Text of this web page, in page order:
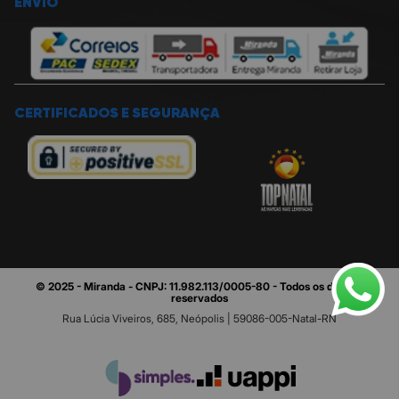
ENVIO
CERTIFICADOS E SEGURANÇA
© 2025 - Miranda - CNPJ: 11.982.113/0005-80 - Todos os direitos
reservados
Rua Lúcia Viveiros, 685, Neópolis | 59086-005-Natal-RN